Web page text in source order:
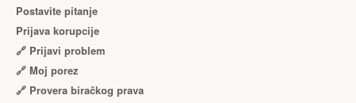
Postavite pitanje
Prijava korupcije
🔗 Prijavi problem
🔗 Moj porez
🔗 Provera biračkog prava